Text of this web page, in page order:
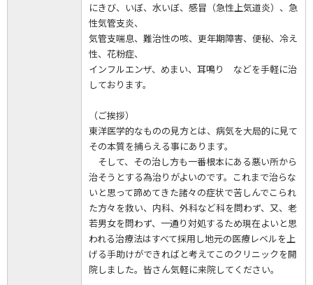
にきび、いぼ、水いぼ、感冒（急性上気道炎）、急
性気管支炎、
気管支喘息、難治性の咳、更年期障害、便秘、冷え
性、花粉症、
インフルエンザ、めまい、耳鳴り などを手軽に治
しております。
（ご挨拶）
東洋医学的なものの見方とは、病気を大局的に見て
その本質を捕らえる事にあります。
そして、その治し方も一番根本にある悪い所から
治そうとする為治りがよいのです。これまで治らな
いと思って諦めてきた諸々の症状で苦しんでこられ
た方々を救い、内科、外科など科を問わず、又、老
若男女を問わず、一通り対処するため現在よいと思
われる治療法はすべて採用し地元の医療レベルを上
げる手助けができればと考えてこのクリニックを開
院しました。皆さん気軽に来院してください。